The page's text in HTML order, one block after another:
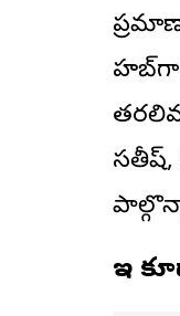
హబ్‌గా
సతీష్,
ఇవి